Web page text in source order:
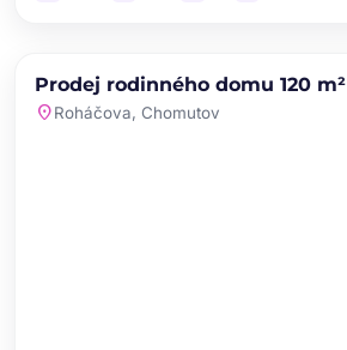
PRODEJ
Prodej rodinného domu 120 m²
location_onRoháčova, Chomutov